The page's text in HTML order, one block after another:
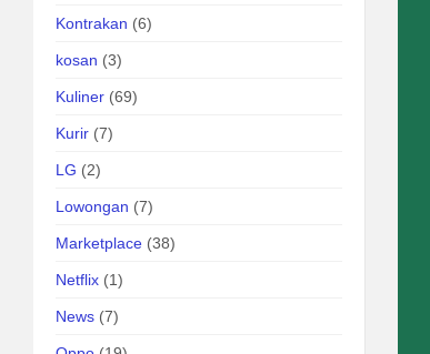
Kontrakan (6)
kosan (3)
Kuliner (69)
Kurir (7)
LG (2)
Lowongan (7)
Marketplace (38)
Netflix (1)
News (7)